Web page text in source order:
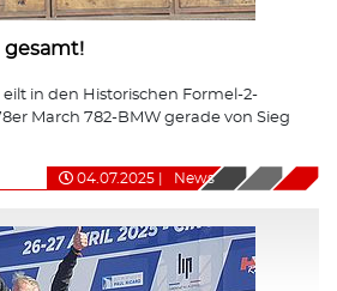
gesamt!
in den Historischen Formel-2-
March 782-BMW gerade von Sieg
04.07.2025 News